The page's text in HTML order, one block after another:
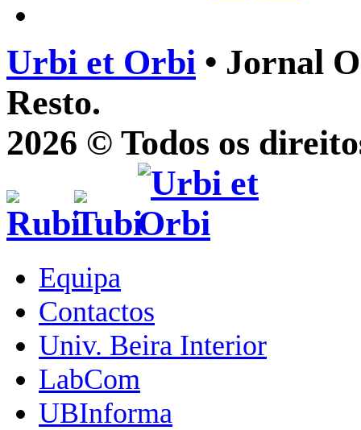
Urbi et Orbi • Jornal
Resto.
2026 © Todos os
Equipa
Contactos
Univ. Beira Interior
LabCom
UBInforma